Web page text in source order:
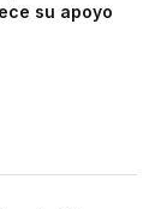
su apoyo